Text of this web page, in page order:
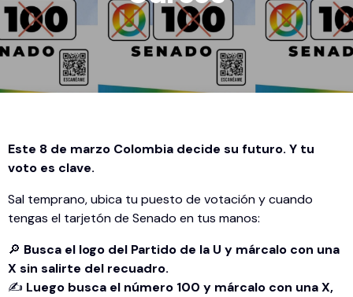
Este 8 de marzo Colombia decide su futuro. Y tu
voto es clave.
Sal temprano, ubica tu puesto de votación y cuando
tengas el tarjetón de Senado en tus manos:
🔎 Busca el logo del Partido de la U y márcalo con una
X sin salirte del recuadro.
✍️ Luego busca el número 100 y márcalo con una X,